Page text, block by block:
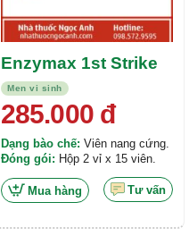
Men vi sinh
Enzymax 1st Strike
285.000đ
Dạng bào chế: Viên nang cứng.
Đóng gói: Hộp 2 vỉ x 15 viên.
Mua hàng Tư vấn